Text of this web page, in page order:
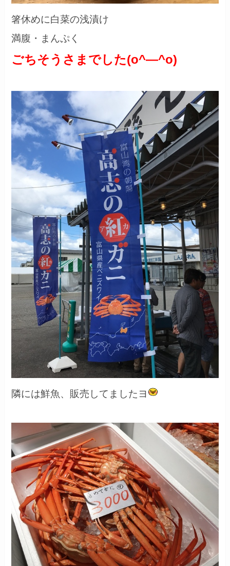
箸休めに白菜の浅漬け
満腹・まんぷく
ごちそうさまでした(o^―^o)
隣には鮮魚、販売してましたヨ